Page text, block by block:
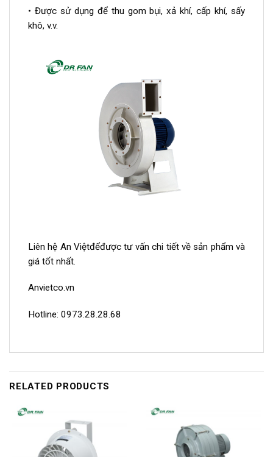
• Được sử dụng để thu gom bụi, xả khí, cấp khí, sấy
khô, v.v.
Liên hệ An Việtđểđược tư vấn chi tiết về sản phẩm và
giá tốt nhất.
Anvietco.vn
Hotline: 0973.28.28.68
RELATED PRODUCTS